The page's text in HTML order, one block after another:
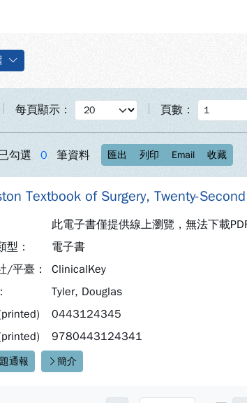
每頁顯示： 頁數：
勾選 0 筆資料 匯出 列印 Email 收藏
Textbook of Surgery, Twenty-
此電子書僅提供線上瀏覽，無法下載
型：
電子書
/平臺：
ClinicalKey
Tyler, Douglas
0443124345
9780443124341
結：
通報 簡介